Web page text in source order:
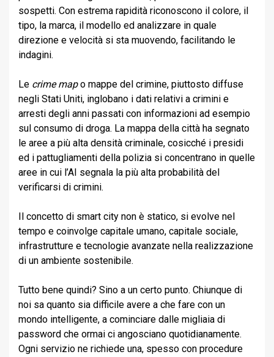
sospetti. Con estrema rapidità riconoscono il colore, il
tipo, la marca, il modello ed analizzare in quale
direzione e velocità si sta muovendo, facilitando le
indagini.
Le crime mapo mappe del crimine, piuttosto diffuse
negli Stati Uniti, inglobano i dati relativi a crimini e
arresti degli anni passati con informazioni ad esempio
sul consumo di droga. La mappa della città ha segnato
le aree a più alta densità criminale, cosicché i presidi
ed i pattugliamenti della polizia si concentrano in quelle
aree in cui l’AI segnala la più alta probabilità del
verificarsi di crimini.
Il concetto di smart city non è statico, si evolve nel
tempo e coinvolge capitale umano, capitale sociale,
infrastrutture e tecnologie avanzate nella realizzazione
di un ambiente sostenibile.
Tutto bene quindi? Sino a un certo punto. Chiunque di
noi sa quanto sia difficile avere a che fare con un
mondo intelligente, a cominciare dalle migliaia di
password che ormai ci angosciano quotidianamente.
Ogni servizio ne richiede una, spesso con procedure